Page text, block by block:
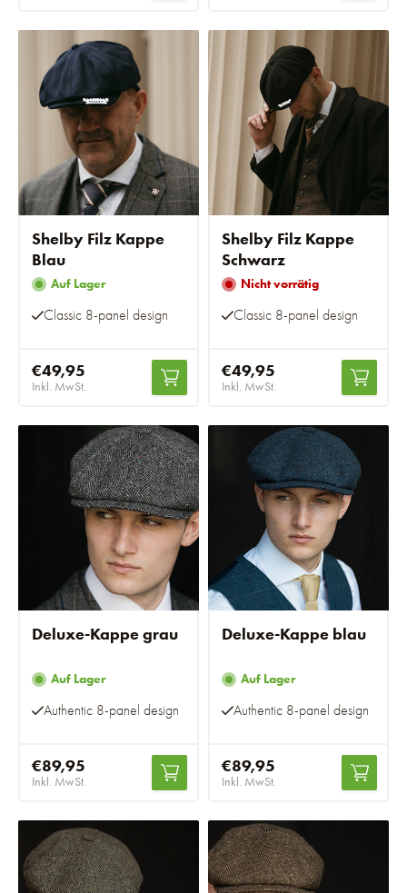
Shelby Filz Kappe
Blau
Auf Lager
Classic 8-panel design
€49,95
Inkl. MwSt.
Shelby Filz Kappe
Schwarz
Nicht vorrätig
Classic 8-panel design
€49,95
Inkl. MwSt.
Deluxe-Kappe grau
Auf Lager
Authentic 8-panel design
€89,95
Inkl. MwSt.
Deluxe-Kappe blau
Auf Lager
Authentic 8-panel design
€89,95
Inkl. MwSt.